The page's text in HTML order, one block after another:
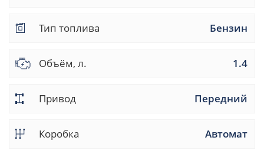
Тип топлива Бензин
Объём, л. 1.4
Привод Передний
Коробка Автомат